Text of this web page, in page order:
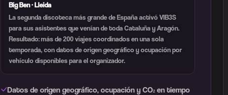
Big Ben · Lleida
La segunda discoteca más grande de España activó VIB3S
para sus asistentes que venían de toda Cataluña y Aragón.
Resultado: más de 200 viajes coordinados en una sola
temporada, con datos de origen geográfico y ocupación por
vehículo disponibles para el organizador.
Datos de origen geográfico, ocupación y CO₂ en tiempo